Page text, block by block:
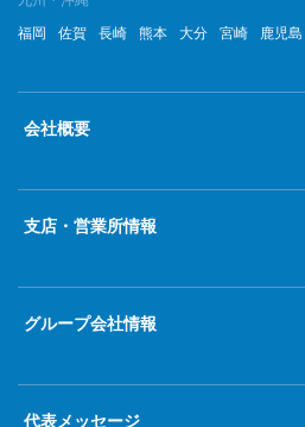
福岡
佐賀 長崎 熊本 大分 宮崎 鹿児島
会社概要
支店・営業所情報
グループ会社情報
代表メッセージ